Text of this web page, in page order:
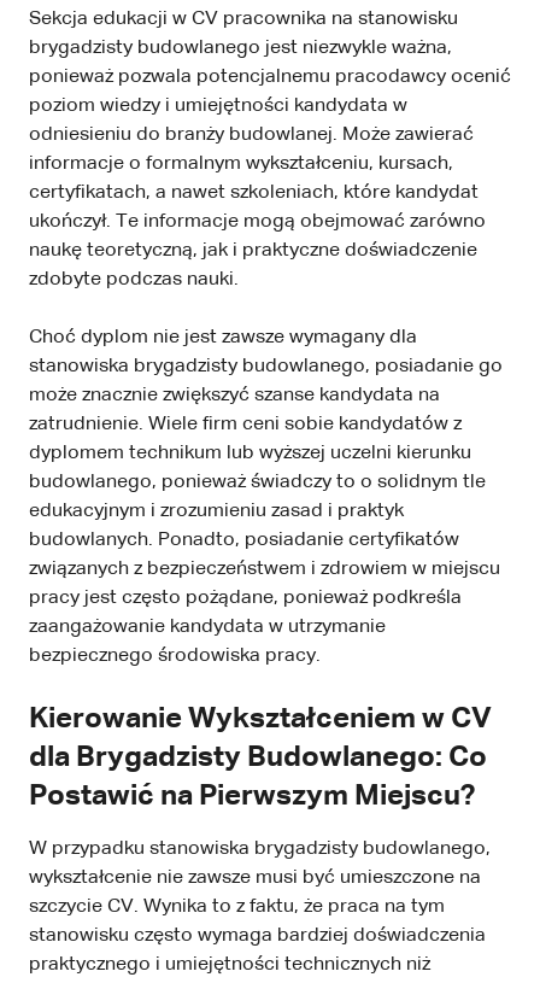
Sekcja edukacji w CV pracownika na stanowisku
brygadzisty budowlanego jest niezwykle ważna,
ponieważ pozwala potencjalnemu pracodawcy ocenić
poziom wiedzy i umiejętności kandydata w
odniesieniu do branży budowlanej. Może zawierać
informacje o formalnym wykształceniu, kursach,
certyfikatach, a nawet szkoleniach, które kandydat
ukończył. Te informacje mogą obejmować zarówno
naukę teoretyczną, jak i praktyczne doświadczenie
zdobyte podczas nauki.
Choć dyplom nie jest zawsze wymagany dla
stanowiska brygadzisty budowlanego, posiadanie go
może znacznie zwiększyć szanse kandydata na
zatrudnienie. Wiele firm ceni sobie kandydatów z
dyplomem technikum lub wyższej uczelni kierunku
budowlanego, ponieważ świadczy to o solidnym tle
edukacyjnym i zrozumieniu zasad i praktyk
budowlanych. Ponadto, posiadanie certyfikatów
związanych z bezpieczeństwem i zdrowiem w miejscu
pracy jest często pożądane, ponieważ podkreśla
zaangażowanie kandydata w utrzymanie
bezpiecznego środowiska pracy.
Kierowanie Wykształceniem w CV
dla Brygadzisty Budowlanego: Co
Postawić na Pierwszym Miejscu?
W przypadku stanowiska brygadzisty budowlanego,
wykształcenie nie zawsze musi być umieszczone na
szczycie CV. Wynika to z faktu, że praca na tym
stanowisku często wymaga bardziej doświadczenia
praktycznego i umiejętności technicznych niż